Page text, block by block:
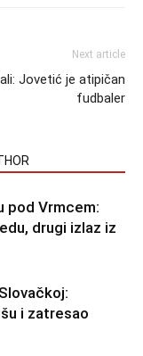
Next article
Jovetić je atipičan
fudbaler
pod Vrmcem:
drugi izlaz iz
i zatresao